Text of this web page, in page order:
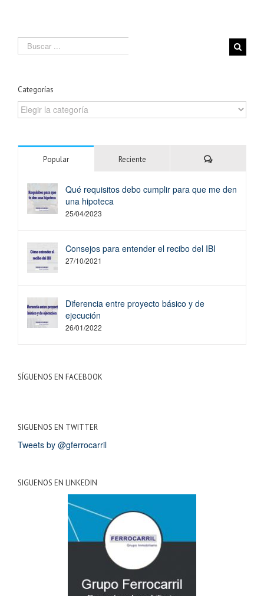
Search
for:
Categorías
Categorías
Popular Reciente Comentarios
Qué requisitos debo cumplir para que me den
una hipoteca
25/04/2023
Consejos para entender el recibo del IBI
27/10/2021
Diferencia entre proyecto básico y de
ejecución
26/01/2022
SÍGUENOS EN FACEBOOK
SIGUENOS EN TWITTER
Tweets by @gferrocarril
SIGUENOS EN LINKEDIN